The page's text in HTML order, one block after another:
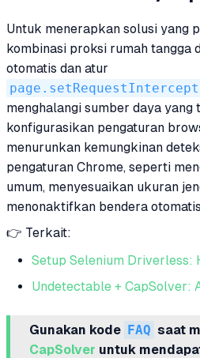
Untuk menerapkan solusi yang
kombinasi proksi rumah tangga
otomatis dan atur
menghalangi sumber daya yang
konfigurasikan pengaturan
menurunkan kemungkinan
pengaturan Chrome, seperti
umum, menyesuaikan ukuran
menonaktifkan bendera
👉 Terkait:
Setup Selenium Driverless:
Undetectable + CapSolver:
Gunakan kode FAQ saat
CapSolver untuk